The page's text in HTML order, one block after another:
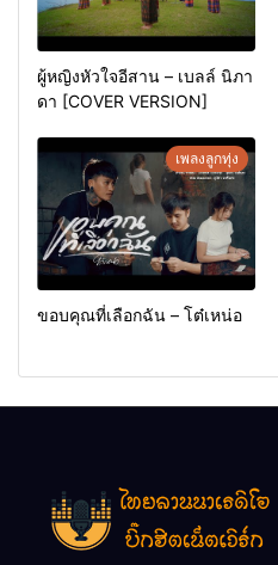
ผู้หญิงหัวใจอีสาน – เบลล์ นิภา
ดา [COVER VERSION]
เพลงลูกทุ่ง
ขอบคุณที่เลือกฉัน – โต๋เหน่อ